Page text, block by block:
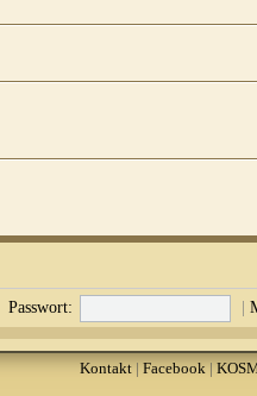
Passwort: |
Kontakt| Facebook|